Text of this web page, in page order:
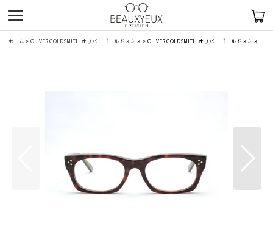
ホーム > OLIVER GOLDSMITH オリバーゴールドスミス > OLIVER GOLDSMITH オリバーゴールドスミス